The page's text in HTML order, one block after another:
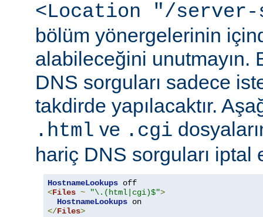
<Location "/
bölüm yönergelerinin
alabileceğini unutmayın.
DNS sorguları sadece
takdirde yapılacaktır.
.html ve .cgi
hariç DNS sorguları iptal
HostnameLookups
<Files ~ "\.(html|cgi)$">
HostnameLookups
</Files>